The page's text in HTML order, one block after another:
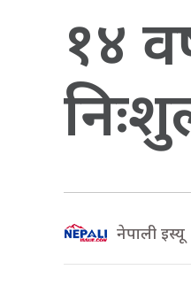
१४
नेपाली इस्यू